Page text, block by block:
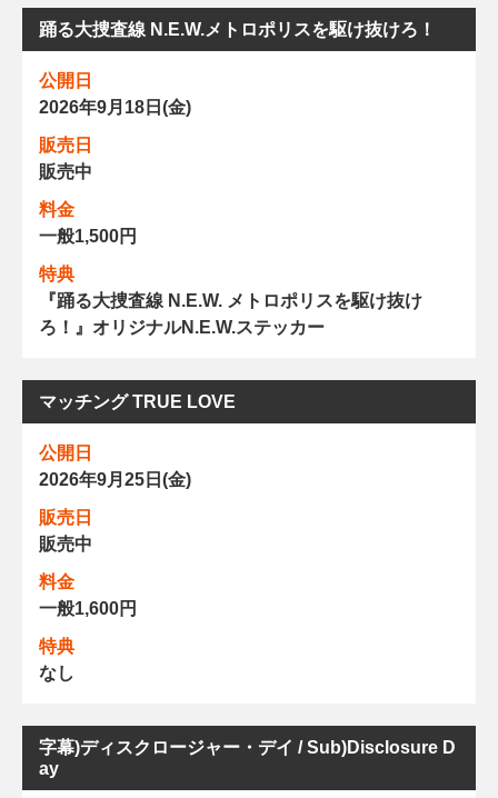
踊る大捜査線 N.E.W.メトロポリスを駆け抜けろ！
公開日
2026年9月18日(金)
販売日
販売中
料金
一般1,500円
特典
『踊る大捜査線 N.E.W. メトロポリスを駆け抜け
ろ！』オリジナルN.E.W.ステッカー
マッチング TRUE LOVE
公開日
2026年9月25日(金)
販売日
販売中
料金
一般1,600円
特典
なし
字幕)ディスクロージャー・デイ / Sub)Disclosure D
ay